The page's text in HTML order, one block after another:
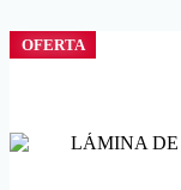
OFERTA